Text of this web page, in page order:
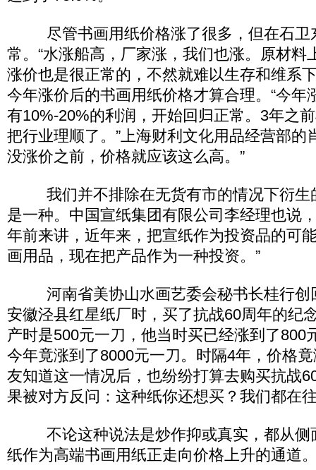
尽管书画用纸价格涨了很多，但在石卫
常。“水涨船高，厂家涨，我们也涨。原材料
涨价也是很正常的，不然就难以生存和维系
今年涨价后的书画用纸价格才算合理。“今年
有10%-20%的利润，开始回归正常。3年之
把行业理顺了。”上海财利文化用品经营部的
没涨价之前，价格就应该这么高。”
我们并不排除在无货有市的情况下衍生
是一种。中国宣纸集团有限公司李经理也说
年前来讲，近年来，把宣纸作为投资品的可
画用品，现在把产品作为一种投资。”
河南省美协山水画艺委会秘书长桂行创
安徽泾县红星纸厂时，买了抗战60周年的纪
产时是500元一刀，他当时买已经涨到了800
今年竟涨到了8000元一刀。时隔4年，价格
友知道这一情况后，也纷纷打算去购买抗战
果被对方反问：这种纸你还想买？我们都在
不论这种说法是炒作抑或真实，都从侧
纸作为高端书画用纸正走向价格上升的通道